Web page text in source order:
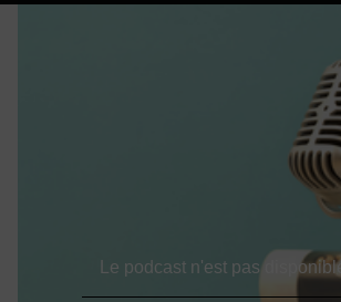
Le podcast n'est pas disponible